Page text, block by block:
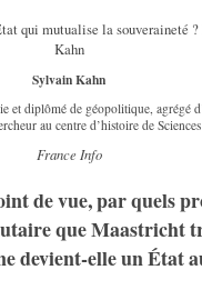
Sylvain Kahn
et diplômé de géopolitique, agrégé
au centre d’histoire de
France Info
de vue, par quels
que Maastricht
devient-elle un État